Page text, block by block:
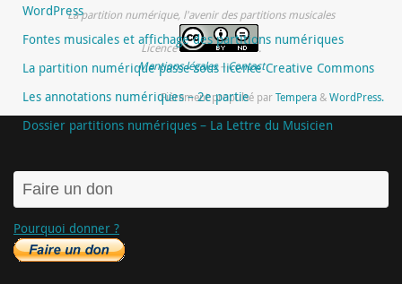
WordPress
Fontes musicales et affichage des partitions numériques
La partition numérique passe sous licence Creative Commons
Les annotations numériques – 2e partie
Dossier partitions numériques – La Lettre du Musicien
Faire un don
Pourquoi donner ?
La partition numérique, l'avenir des partitions musicales
Licence
.
Mentions légales–Contact
Fièrement propulsé parTempera&WordPress.